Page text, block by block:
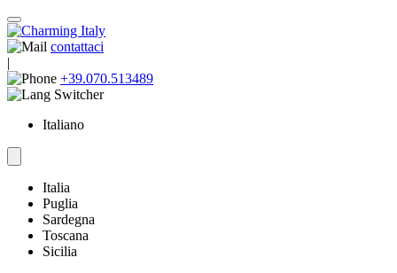
contattaci
|
+39.070.513489
Italiano
Italia
Puglia
Sardegna
Toscana
Sicilia